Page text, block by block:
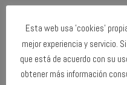
Esta web usa 'cookies'
mejor experiencia y servicio.
que está de acuerdo con su
obtener más información